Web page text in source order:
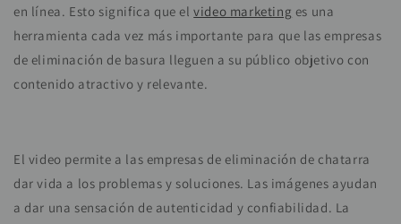
en línea. Esto significa que el video marketing es una
herramienta cada vez más importante para que las empresas
de eliminación de basura lleguen a su público objetivo con
contenido atractivo y relevante.
El video permite a las empresas de eliminación de chatarra
dar vida a los problemas y soluciones. Las imágenes ayudan
a dar una sensación de autenticidad y confiabilidad. La